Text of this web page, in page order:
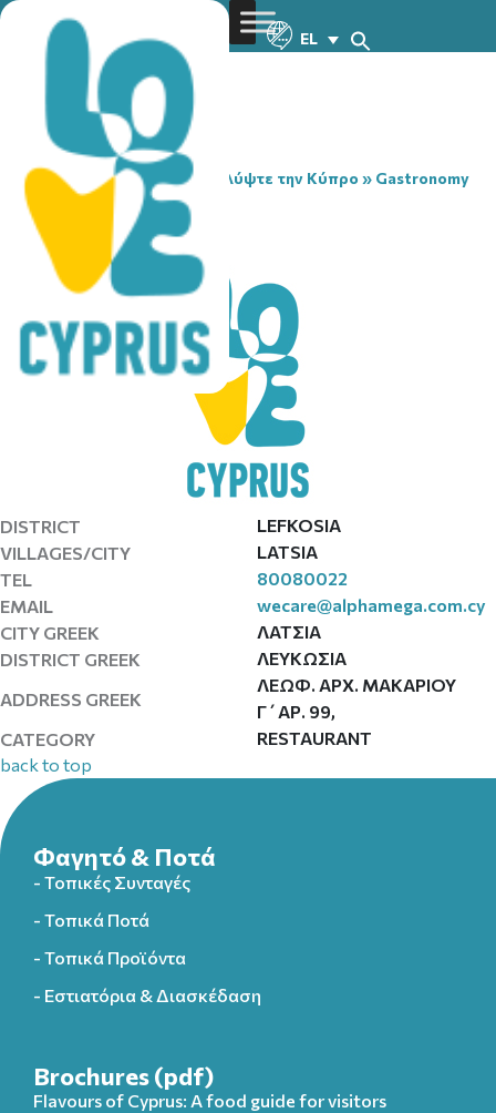
EL
You are here:Home» Ανακαλύψτε την Κύπρο » Gastronomy
» BEAN BAR LATSIA
BEAN BAR LATSIA
DISTRICT
LEFKOSIA
VILLAGES/CITY
LATSIA
TEL
80080022
EMAIL
wecare@alphamega.com.cy
CITY GREEK
ΛΑΤΣΙΑ
DISTRICT GREEK
ΛΕΥΚΩΣΙΑ
ADDRESS GREEK
ΛΕΩΦ. ΑΡΧ. ΜΑΚΑΡΙΟΥ
Γ΄ΑΡ. 99,
CATEGORY
RESTAURANT
back to top
Φαγητό & Ποτά
- Τοπικές Συνταγές
- Τοπικά Ποτά
- Τοπικά Προϊόντα
- Εστιατόρια & Διασκέδαση
Brochures (pdf)
Flavours of Cyprus: A food guide for visitors